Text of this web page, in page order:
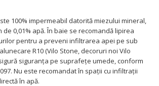
100% impermeabil datorită miezului mineral,
0,01% apă. În baie se recomandă lipirea
pentru a preveni infiltrarea apei pe sub
R10 (Vilo Stone, decoruri noi Vilo
siguranța pe suprafețe umede, conform
Nu este recomandat în spații cu infiltrații
în apă.